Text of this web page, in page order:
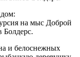
на мыс Доброй
и белоснежных